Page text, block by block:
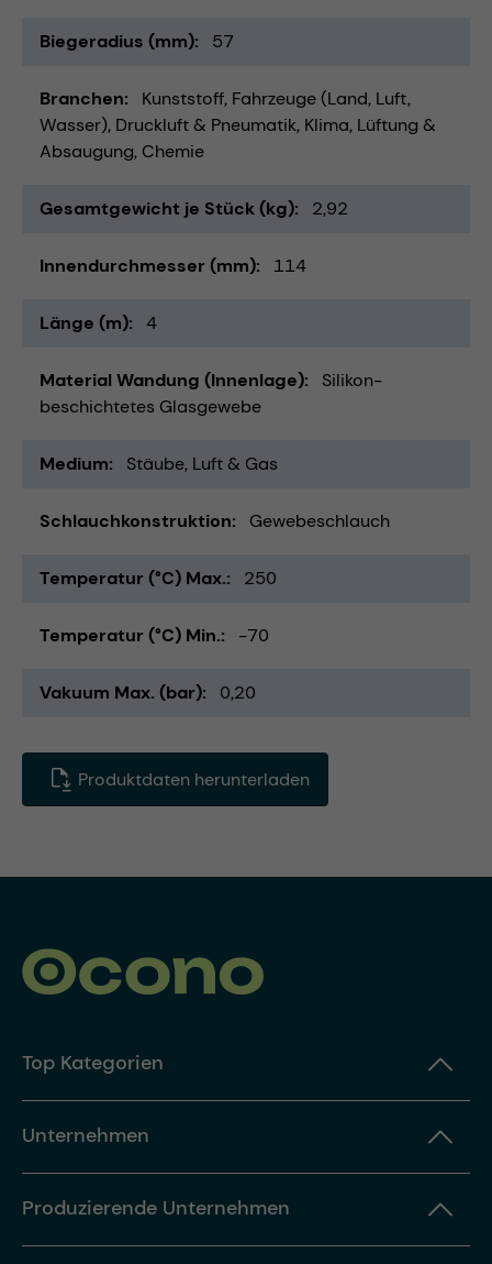
Biegeradius (mm) 57
Branchen Kunststoff Fahrzeuge (Land, Luft,
Wasser) Druckluft & Pneumatik Klima, Lüftung &
Absaugung Chemie
Gesamtgewicht je Stück (kg) 2,92
Innendurchmesser (mm) 114
Länge (m) 4
Material Wandung (Innenlage)
Silikon-
beschichtetes Glasgewebe
Medium Stäube Luft & Gas
Schlauchkonstruktion Gewebeschlauch
Temperatur (°C) Max. 250
Temperatur (°C) Min. -70
Vakuum Max. (bar) 0,20
Produktdaten herunterladen
Top Kategorien
Unternehmen
Produzierende Unternehmen